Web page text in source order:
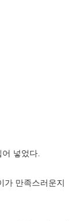
넣었다.
가 만족스러운지